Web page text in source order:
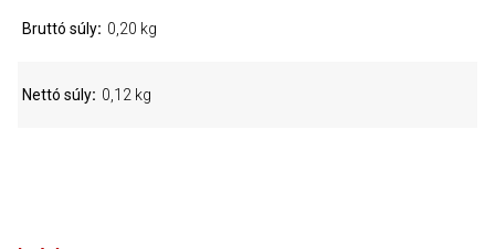
Bruttó súly 0,20 kg
Nettó súly 0,12 kg